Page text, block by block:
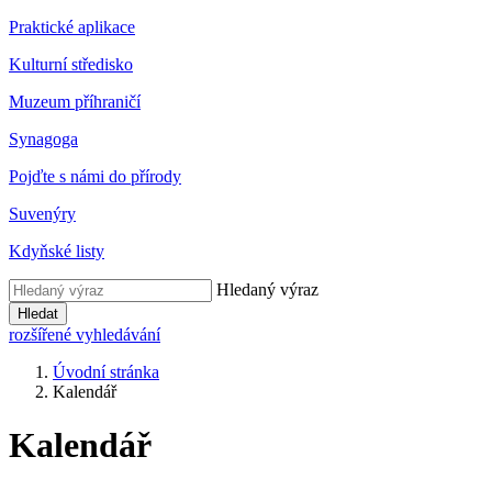
Praktické aplikace
Kulturní středisko
Muzeum příhraničí
Synagoga
Pojďte s námi do přírody
Suvenýry
Kdyňské listy
Hledaný výraz
Hledat
rozšířené vyhledávání
Úvodní stránka
Kalendář
Kalendář